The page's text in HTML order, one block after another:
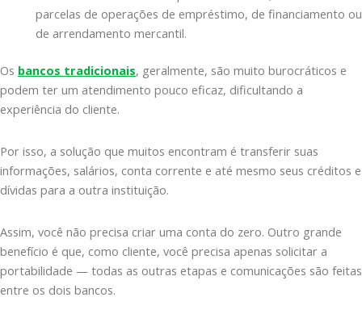
parcelas de operações de empréstimo, de financiamento ou
de arrendamento mercantil.
Os bancos tradicionais, geralmente, são muito burocráticos e
podem ter um atendimento pouco eficaz, dificultando a
experiência do cliente.
Por isso, a solução que muitos encontram é transferir suas
informações, salários, conta corrente e até mesmo seus créditos e
dívidas para a outra instituição.
Assim, você não precisa criar uma conta do zero. Outro grande
benefício é que, como cliente, você precisa apenas solicitar a
portabilidade — todas as outras etapas e comunicações são feitas
entre os dois bancos.